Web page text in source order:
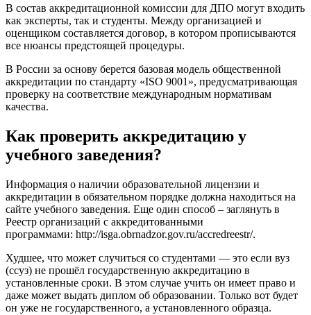
В состав аккредитационной комиссии для ДПО могут входить
как эксперты, так и студенты. Между организацией и
оценщиком составляется договор, в котором прописываются
все нюансы предстоящей процедуры.
В России за основу берется базовая модель общественной
аккредитации по стандарту «ISO 9001», предусматривающая
проверку на соответствие международным нормативам
качества.
Как проверить аккредитацию у
учебного заведения?
Информация о наличии образовательной лицензии и
аккредитации в обязательном порядке должна находиться на
сайте учебного заведения. Еще один способ – заглянуть в
Реестр организаций с аккредитованными
программами: http://isga.obrnadzor.gov.ru/accredreestr/.
Худшее, что может случиться со студентами — это если вуз
(ссуз) не прошёл государственную аккредитацию в
установленные сроки. В этом случае учить он имеет право и
даже может выдать диплом об образовании. Только вот будет
он уже не государственного, а установленного образца.